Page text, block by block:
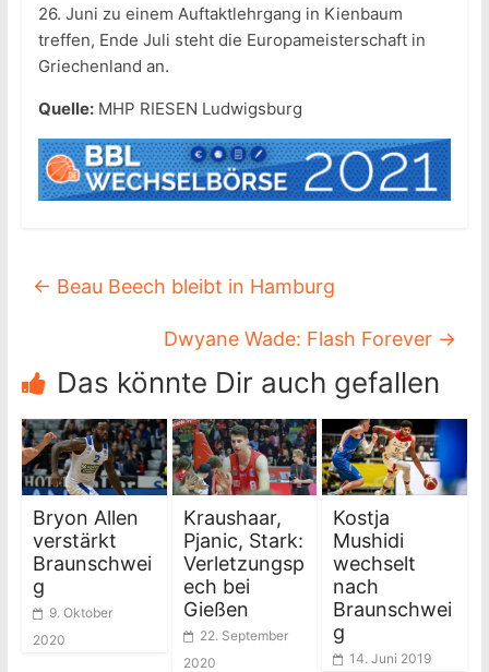
26. Juni zu einem Auftaktlehrgang in Kienbaum
treffen, Ende Juli steht die Europameisterschaft in
Griechenland an.
Quelle:MHP RIESEN Ludwigsburg
← Beau Beech bleibt in Hamburg
Dwyane Wade: Flash Forever →
Das könnte Dir auch gefallen
Bryon Allen
verstärkt
Braunschwei
g
9. Oktober
2020
Kraushaar,
Pjanic, Stark:
Verletzungsp
ech bei
Gießen
22. September
2020
Kostja
Mushidi
wechselt
nach
Braunschwei
g
14. Juni 2019